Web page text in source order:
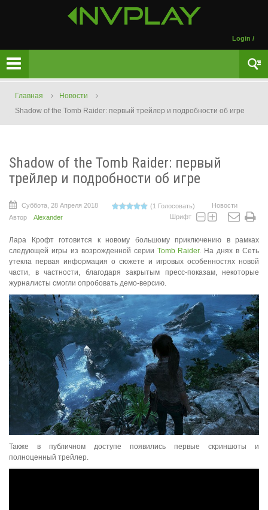
Login /
Главная
Новости
Shadow of the Tomb Raider: первый трейлер и подробности об игре
Shadow of the Tomb Raider: первый
трейлер и подробности об игре
Суббота, 28 Апреля 2018 (1 Голосовать)
Новости
Автор
Alexander Шрифт
Лара Крофт готовится к новому большому приключению в рамках
следующей игры из возрожденной серии Tomb Raider. На днях в Сеть
утекла первая информация о сюжете и игровых особенностях новой
части, в частности, благодаря закрытым пресс-показам, некоторые
журналисты смогли опробовать демо-версию.
Также в публичном доступе появились первые скриншоты и
полноценный трейлер.